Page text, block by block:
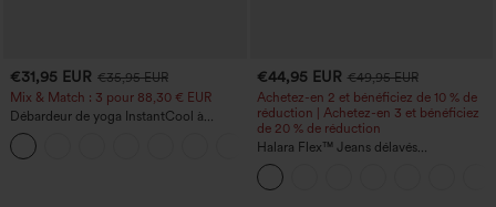
€31,95 EUR €35,95 EUR
Mix & Match : 3 pour 88,30 € EUR
Débardeur de yoga InstantCool à
encolure en U et ourlet arrondi –
UPF50+
€44,95 EUR €49,95 EUR
Achetez-en 2 et bénéficiez de 10 % de
réduction | Achetez-en 3 et bénéficiez
de 20 % de réduction
Halara Flex™ Jeans délavés
décontractés, coupe baggy à jambe
large, taille basse asymétrique, poches
zippées